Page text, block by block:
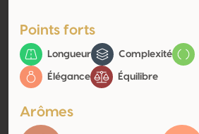
Points forts
Longueur Complexité
Élégance Équilibre
Arômes